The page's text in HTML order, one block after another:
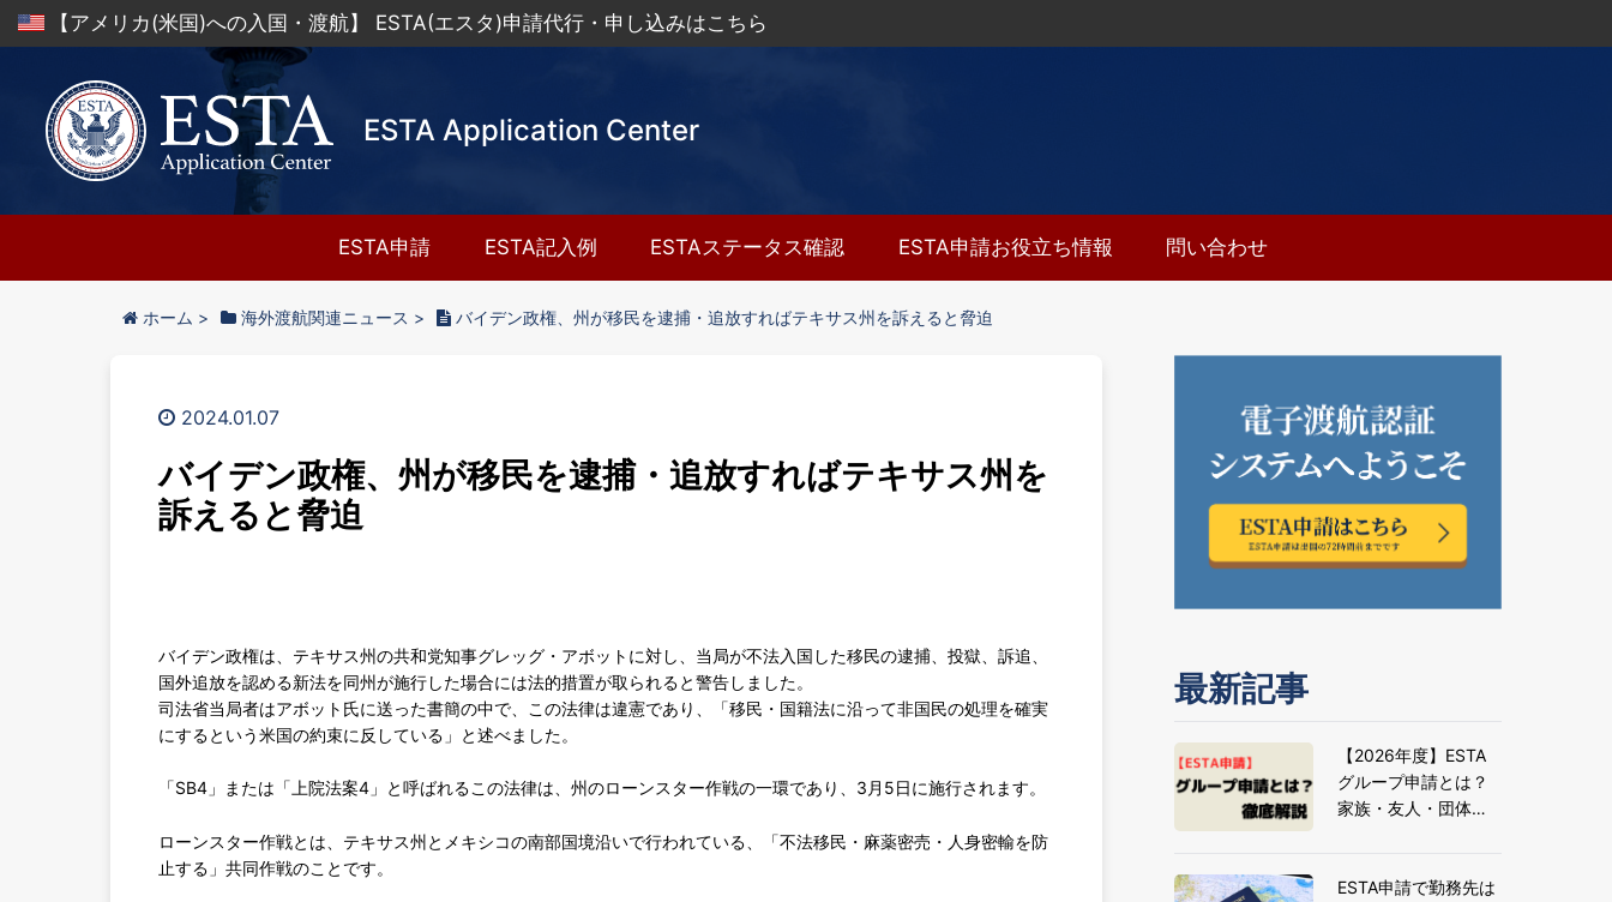
【アメリカ(米国)への入国・渡航】 ESTA(エスタ)申請代行・申し込みはこちら
ESTA Application Center
ESTA申請 ESTA記入例 ESTAステータス確認 ESTA申請お役立ち情報 問い合わせ
ホーム > 海外渡航関連ニュース > バイデン政権、州が移民を逮捕・追放すればテキサス州を訴えると脅迫
2024.01.07
バイデン政権、州が移民を逮捕・追放すればテキサス州を
訴えると脅迫
バイデン政権は、テキサス州の共和党知事グレッグ・アボットに対し、当局が不法入国した移民の逮捕、投獄、訴追、
国外追放を認める新法を同州が施行した場合には法的措置が取られると警告しました。
司法省当局者はアボット氏に送った書簡の中で、この法律は違憲であり、「移民・国籍法に沿って非国民の処理を確実
にするという米国の約束に反している」と述べました。
「SB4」または「上院法案4」と呼ばれるこの法律は、州のローンスター作戦の一環であり、3月5日に施行されます。
ローンスター作戦とは、テキサス州とメキシコの南部国境沿いで行われている、「不法移民・麻薬密売・人身密輸を防
止する」共同作戦のことです。
最新記事
【2026年度】ESTA
グループ申請とは？
家族・友人・団体旅
ESTA申請で勤務先は